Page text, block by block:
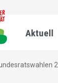
Aktuell